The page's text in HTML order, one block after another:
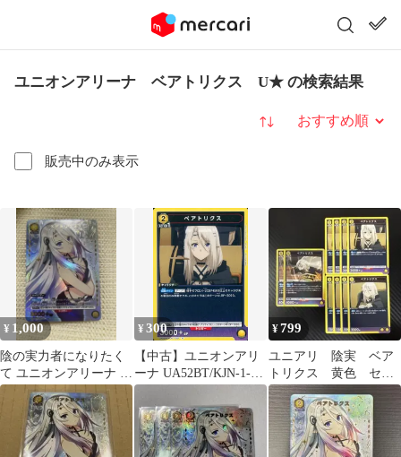
ユニオンアリーナ ベアトリクス U★ の検索結果
販売中のみ表示
並び替え
¥ 1,000
陰の実力者になりたく
て ユニオンアリーナ ベ
アトリクス パラレル
¥300
【中古】ユニオンアリ
ーナ UA52BT/KJN-1-
027[U]：ベアトリクス
¥799
ユニアリ 陰実 ベア
トリクス 黄色 セッ
ト